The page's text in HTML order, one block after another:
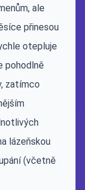
ale
přinesou
otepluje
pohodlně
zatímco
lázeňskou
(včetně